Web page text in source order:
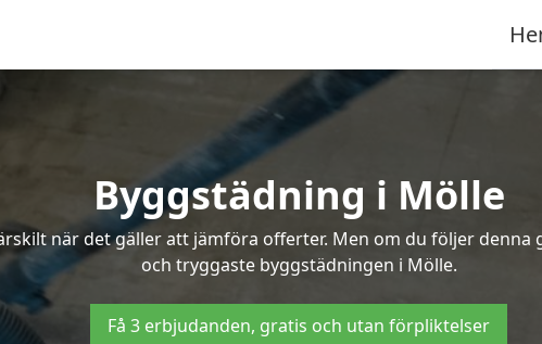
Byggstädning i Mölle
när det gäller att jämföra offerter. Men om du följer
och tryggaste byggstädningen i Mölle.
Få 3 erbjudanden, gratis och utan förpliktelser